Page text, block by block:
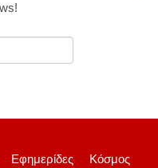
Εφημερίδες Κόσμος